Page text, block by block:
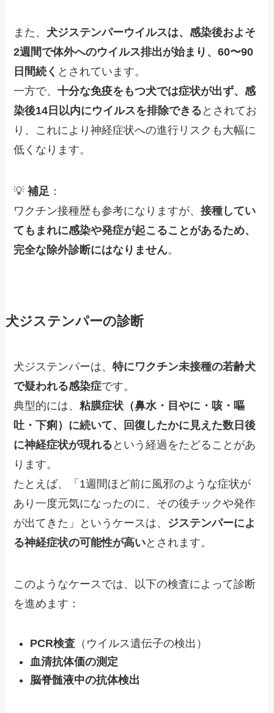
また、 犬ジステンパーウイルスは、感染後およそ
2週間で体外へのウイルス排出が始まり、60〜90
日間続く とされています。
一方で、十分な免疫をもつ犬では症状が出ず、感
染後14日以内にウイルスを排除できる とされてお
り、これにより神経症状への進行リスクも大幅に
低くなります。
💡補足 ：
ワクチン接種歴も参考になりますが、接種してい
てもまれに感染や発症が起こることがあるため、
完全な除外診断にはなりません。
犬ジステンパーの診断
犬ジステンパーは、特にワクチン未接種の若齢犬
で疑われる感染症です。
典型的には、粘膜症状（鼻水・目やに・咳・嘔
吐・下痢）に続いて、回復したかに見えた数日後
に神経症状が現れる という経過をたどることがあ
ります。
たとえば、「1週間ほど前に風邪のような症状が
あり一度元気になったのに、その後チックや発作
が出てきた」というケースは、 ジステンパーによ
る神経症状の可能性が高いとされます。
このようなケースでは、以下の検査によって診断
を進めます：
PCR検査 （ウイルス遺伝子の検出）
血清抗体価の測定
脳脊髄液中の抗体検出